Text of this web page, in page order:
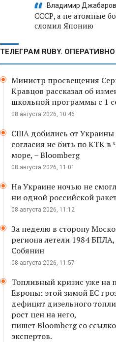
Владимир Джабаров
СССР, а не атомные
сломил Японию
ТЕЛЕГРАМ RUBY. ОПЕРАТИВНО
Министр просвещения
Кравцов рассказал об
школьной программы с 1
08 августа 2026, 10:46
США добились от Украины
согласия не бить по КТК в
море, – Bloomberg
08 августа 2026, 11:01
На Украине ночью не
ни одной российской
08 августа 2026, 11:12
За неделю в сторону
региона летели 1984 БПЛА,
Собянин
08 августа 2026, 11:57
Топливный кризис уже на
Европы: этой зимой ЕС
дефицит дизельного
рост цен на него,
пишет Bloomberg со
экспертов.